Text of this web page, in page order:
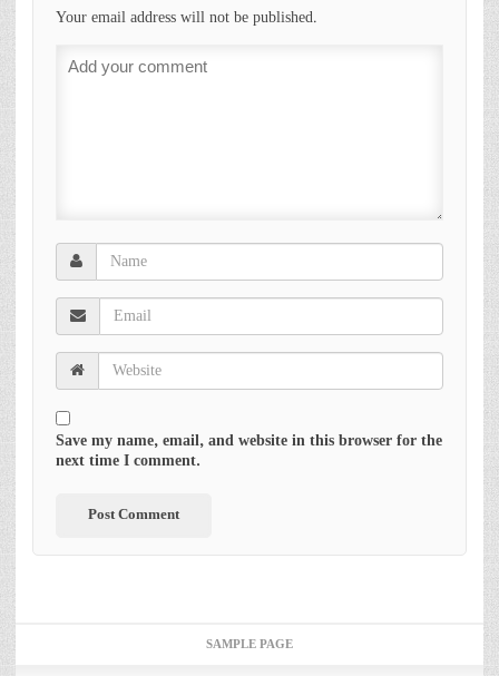
Your email address will not be published.
Save my name, email, and website in this browser for the
next time I comment.
SAMPLE PAGE